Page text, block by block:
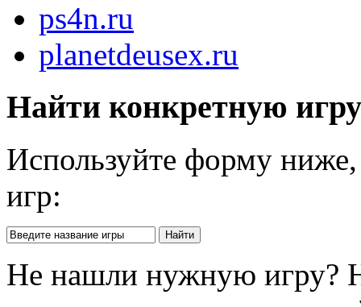
ps4n.ru
planetdeusex.ru
Найти конкретную
Используйте форму
игр:
Не нашли нужную игру?